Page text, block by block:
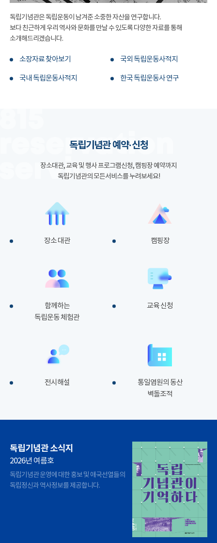
독립기념관은 독립운동이 남겨준 소중한 자산을 연구합니다.
보다 친근하게 우리 역사와 문화를 만날 수 있도록 다양한 자료를 통해
소개해드리겠습니다.
소장자료 찾아보기 국외 독립운동사적지
국내 독립운동사적지 한국 독립운동사 연구
독립기념관 예약·신청
장소대관, 교육 및 행사 프로그램신청, 캠핑장 예약까지
독립기념관의 모든서비스를 누려보세요!
장소 대관 캠핑장
함께하는
독립운동 체험관
교육 신청
전시해설
통일염원의 동산
벽돌조적
독립기념관 소식지
2026년 여름호
독립기념관 운영에 대한 홍보 및 애국선열들의
독립정신과 역사정보를 제공합니다.